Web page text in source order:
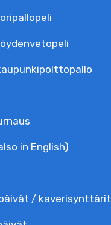
in English)
/ kaverisynttärit